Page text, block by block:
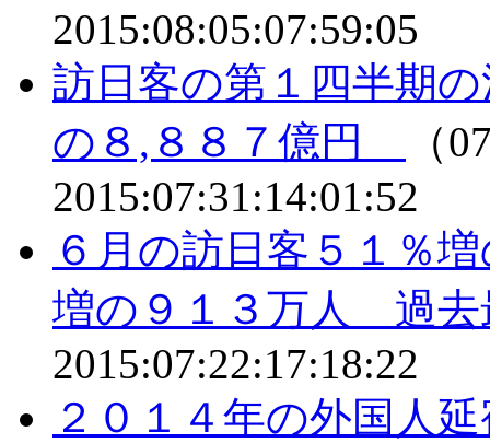
2015:08:05:07:59:05
訪日客の第１四半期
の８,８８７億円
（
2015:07:31:14:01:52
６月の訪日客５１％
増の９１３万人 過去
2015:07:22:17:18:22
２０１４年の外国人